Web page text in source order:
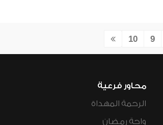
9
10
محاور فرعية
الرحمة المهداة
واحة رمضان